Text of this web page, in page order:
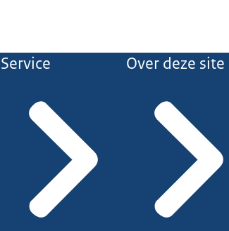
Service Over deze site